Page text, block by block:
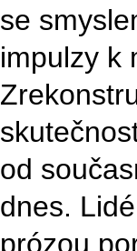
se
impulzy k
od
dnes.
prózou